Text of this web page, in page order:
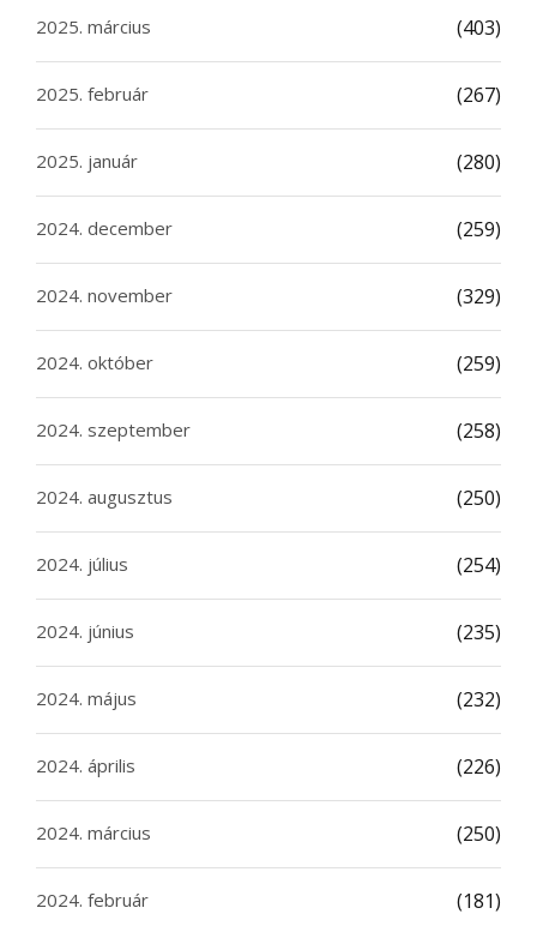
2025. március (403)
2025. február (267)
2025. január (280)
2024. december (259)
2024. november (329)
2024. október (259)
2024. szeptember (258)
2024. augusztus (250)
2024. július (254)
2024. június (235)
2024. május (232)
2024. április (226)
2024. március (250)
2024. február (181)